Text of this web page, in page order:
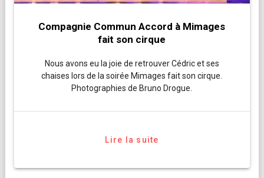
Compagnie Commun Accord à Mimages
fait son cirque
Nous avons eu la joie de retrouver Cédric et ses
chaises lors de la soirée Mimages fait son cirque.
Photographies de Bruno Drogue.
Lire la suite